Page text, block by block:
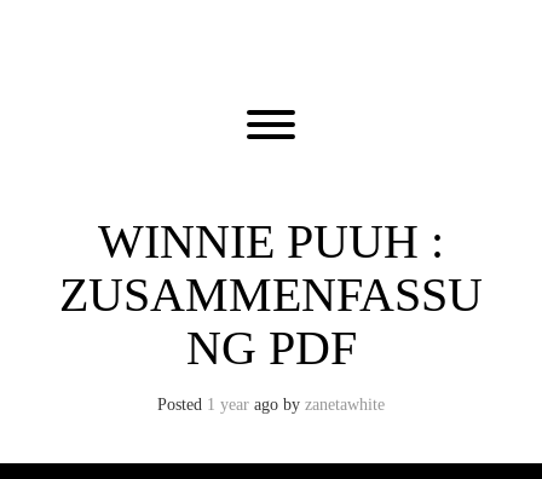
Toggle menu visibility.
WINNIE PUUH :
ZUSAMMENFASSU
NG PDF
Posted 1 year ago by zanetawhite